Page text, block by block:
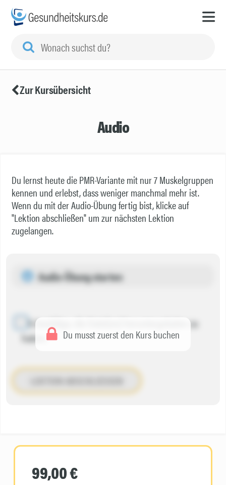
Zur Kursübersicht
Audio
Du lernst heute die PMR-Variante mit nur 7 Muskelgruppen
kennen und erlebst, dass weniger manchmal mehr ist.
Wenn du mit der Audio-Übung fertig bist, klicke auf
"Lektion abschließen" um zur nächsten Lektion
zugelangen.
Audio-Übung starten
Du musst zuerst den Kurs buchen
Ich bestätige, die Datei(en) heruntergeladen zu
haben.
LEKTION ABSCHLIESSEN
99,00 €